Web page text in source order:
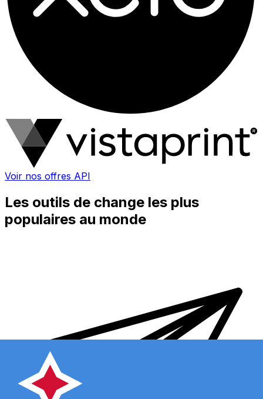
Voir nos offres API
Les outils de change les plus
populaires au monde